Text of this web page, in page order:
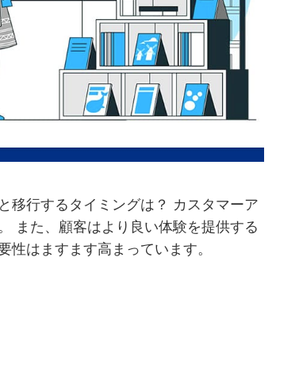
移行するタイミングは？ カスタマーア
また、顧客はより良い体験を提供する
はますます高まっています。